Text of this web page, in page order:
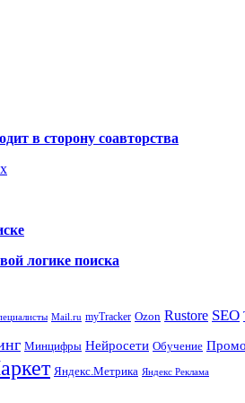
в сторону соавторства
логике поиска
Mail.ru myTracker Ozon Rustore SEO
Минцифры Нейросети Обучение
Яндекс.Метрика Яндекс Реклама